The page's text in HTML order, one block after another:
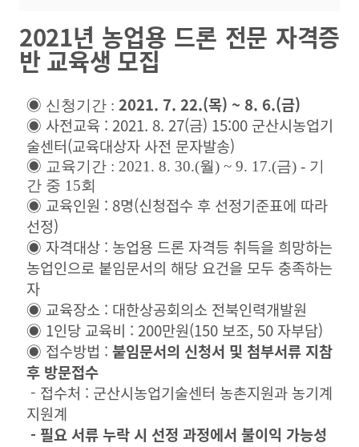
2021년 농업용 드론 전문 자격증
반 교육생 모집
◉ 신청기간 :2021. 7. 22.(목) ~ 8. 6.(금)
◉ 사전교육 : 2021. 8. 27(금) 15:00 군산시농업기
술센터(교육대상자 사전 문자발송)
◉ 교육기간 : 2021. 8. 30.(월) ~ 9. 17.(금) - 기
간 중 15회
◉ 교육인원 : 8명(신청접수 후 선정기준표에 따라
선정)
◉ 자격대상 : 농업용 드론 자격등 취득을 희망하는
농업인으로 붙임문서의 해당 요건을 모두 충족하는
자
◉ 교육장소 : 대한상공회의소 전북인력개발원
◉ 1인당 교육비 : 200만원(150 보조, 50 자부담)
◉ 접수방법 :붙임문서의 신청서 및 첨부서류 지참
후 방문접수
- 접수처 : 군산시농업기술센터 농촌지원과 농기계
지원계
- 필요 서류 누락 시 선정 과정에서 불이익 가능성